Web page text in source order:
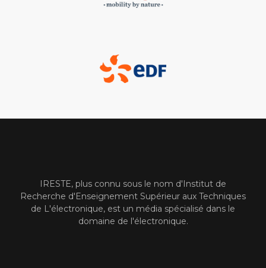
IRESTE, plus connu sous le nom d'Institut de
Recherche d'Enseignement Supérieur aux Techniques
de L'électronique, est un média spécialisé dans le
domaine de l'électronique.